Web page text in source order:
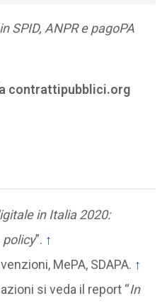
SPID, ANPR e pagoPA
contrattipubblici.org
in Italia 2020:
policy”. ↑
MePA, SDAPA. ↑
si veda il report “In